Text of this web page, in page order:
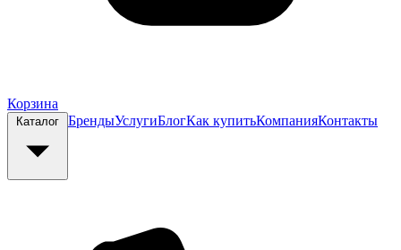
Корзина
Каталог БрендыУслугиБлогКак купитьКомпанияКонтакты